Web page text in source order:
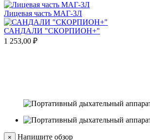
Лицевая часть МАГ-3Л
САНДАЛИ "СКОРПИОН+"
1 253,00 ₽
× Напишите обзор